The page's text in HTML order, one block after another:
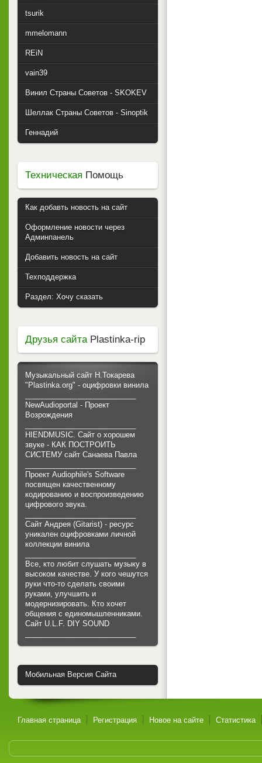
tsurik
mmelomann
REiN
vain39
Винил Страны Советов - SKOKEV
Шеллак Страны Советов - Sinoptik
Геннадий
Техническая Помощь
Как добавть новость на сайт
Оформление новости через
Админпанель
Добавить новость на сайт
Техподдержка
Раздел: Хочу сказать
Друзья сайтаPlastinka-rip
Музыкальный сайт Н.Токарева
"Plastinka.org" - оцифровки винила
NewAudioportal - Проект
Возрождения
HIENDMUSIC. Сайт о хорошем
звуке - КАК ПОСТРОИТЬ
СИСТЕМУ сайт Санаева Павла
Проект Audiophile's Software
посвящен качественному
кодированию и воспроизведению
цифрового звука.
Сайт Андрея (Gitarist) - ресурс
уникален оцифровками личной
коллекции винила
Все, кто любит слушать музыку в
высоком качестве. У кого чешутся
руки что-то сделать своими
руками, улучшить и
модернизировать. Кто хочет
общения с единомышленниками.
Cайт U.L.F. DIY SOUND
Мобильная Версия Сайта
Главная страница Регистрация Новое на сайте Статистика